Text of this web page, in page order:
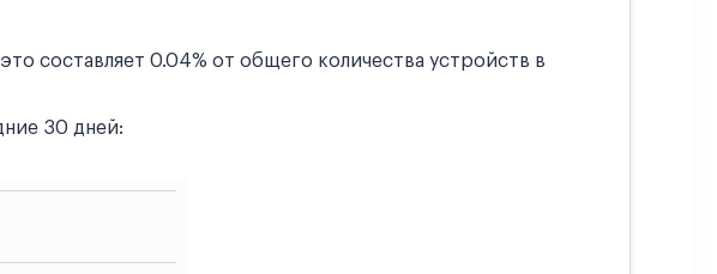
составляет 0.04% от общего количества устройств в
30 дней: